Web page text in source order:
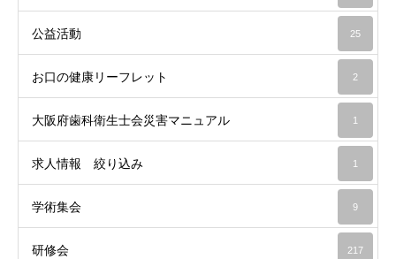
公益活動 25
お口の健康リーフレット 2
大阪府歯科衛生士会災害マニュアル 1
求人情報 絞り込み 1
学術集会 9
研修会 217